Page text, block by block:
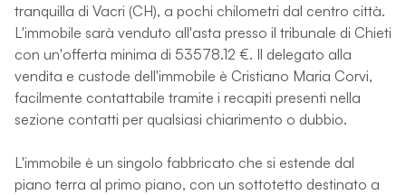
tranquilla di Vacri (CH), a pochi chilometri dal centro città.
L'immobile sarà venduto all'asta presso il tribunale di Chieti
con un'offerta minima di 53578.12 €. Il delegato alla
vendita e custode dell'immobile è Cristiano Maria Corvi,
facilmente contattabile tramite i recapiti presenti nella
sezione contatti per qualsiasi chiarimento o dubbio.
L'immobile è un singolo fabbricato che si estende dal
piano terra al primo piano, con un sottotetto destinato a